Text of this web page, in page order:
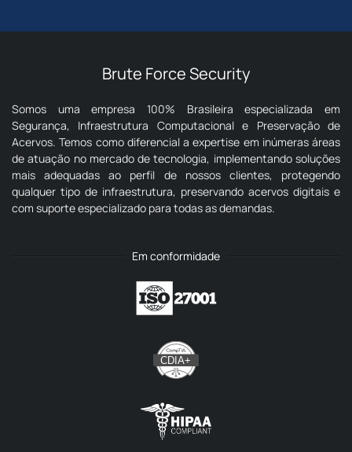
Brute Force Security
Somos uma empresa 100% Brasileira especializada em
Segurança, Infraestrutura Computacional e Preservação de
Acervos. Temos como diferencial a expertise em inúmeras áreas
de atuação no mercado de tecnologia, implementando soluções
mais adequadas ao perfil de nossos clientes, protegendo
qualquer tipo de infraestrutura, preservando acervos digitais e
com suporte especializado para todas as demandas.
Em conformidade